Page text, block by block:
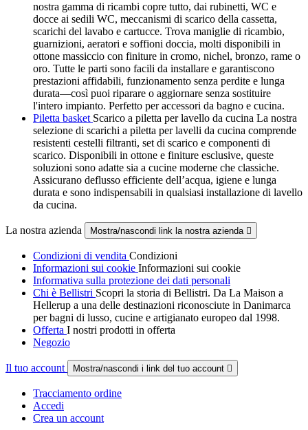
nostra gamma di ricambi copre tutto, dai rubinetti, WC e
docce ai sedili WC, meccanismi di scarico della cassetta,
scarichi del lavabo e cartucce. Trova maniglie di ricambio,
guarnizioni, aeratori e soffioni doccia, molti disponibili in
ottone massiccio con finiture in cromo, nichel, bronzo, rame o
oro. Tutte le parti sono facili da installare e garantiscono
prestazioni affidabili, funzionamento senza perdite e lunga
durata—così puoi riparare o aggiornare senza sostituire
l'intero impianto. Perfetto per accessori da bagno e cucina.
Piletta basket Scarico a piletta per lavello da cucina La nostra
selezione di scarichi a piletta per lavelli da cucina comprende
resistenti cestelli filtranti, set di scarico e componenti di
scarico. Disponibili in ottone e finiture esclusive, queste
soluzioni sono adatte sia a cucine moderne che classiche.
Assicurano deflusso efficiente dell’acqua, igiene e lunga
durata e sono indispensabili in qualsiasi installazione di lavello
da cucina.
La nostra azienda Mostra/nascondi link la nostra azienda 
Condizioni di vendita Condizioni
Informazioni sui cookie Informazioni sui cookie
Informativa sulla protezione dei dati personali
Chi è Bellistri Scopri la storia di Bellistri. Da La Maison a
Hellerup a una delle destinazioni riconosciute in Danimarca
per bagni di lusso, cucine e artigianato europeo dal 1998.
Offerta I nostri prodotti in offerta
Negozio
Il tuo account Mostra/nascondi i link del tuo account 
Tracciamento ordine
Accedi
Crea un account